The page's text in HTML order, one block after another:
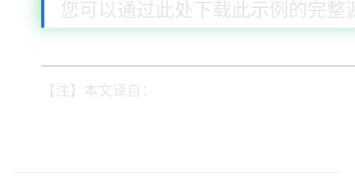
您可以通过此处下载此示例的完整
【注】本文译自：